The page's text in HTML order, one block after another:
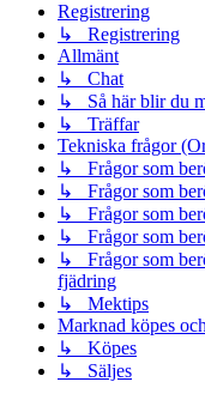
Registrering
↳ Registrering
Allmänt
↳ Chat
↳ Så här blir du
↳ Träffar
Tekniska frågor
↳ Frågor som
↳ Frågor som
↳ Frågor som
↳ Frågor som
↳ Frågor som
fjädring
↳ Mektips
Marknad köpes
↳ Köpes
↳ Säljes